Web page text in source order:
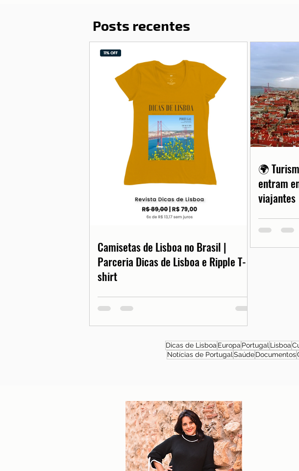
Posts recentes
Camisetas de Lisboa no Brasil |
Parceria Dicas de Lisboa e Ripple T-
shirt
🌍
entram
viajantes
Dicas de Lisboa Europa Portugal Lisboa
Notícias de Portugal Saúde Documentos